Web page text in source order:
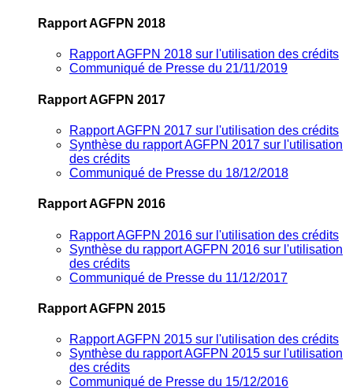
Rapport AGFPN 2018
Rapport AGFPN 2018 sur l'utilisation des crédits
Communiqué de Presse du 21/11/2019
Rapport AGFPN 2017
Rapport AGFPN 2017 sur l'utilisation des crédits
Synthèse du rapport AGFPN 2017 sur l'utilisation
des crédits
Communiqué de Presse du 18/12/2018
Rapport AGFPN 2016
Rapport AGFPN 2016 sur l'utilisation des crédits
Synthèse du rapport AGFPN 2016 sur l'utilisation
des crédits
Communiqué de Presse du 11/12/2017
Rapport AGFPN 2015
Rapport AGFPN 2015 sur l'utilisation des crédits
Synthèse du rapport AGFPN 2015 sur l'utilisation
des crédits
Communiqué de Presse du 15/12/2016